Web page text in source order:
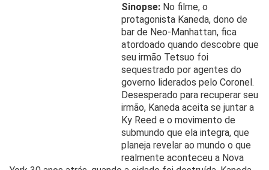
Sinopse: No filme, o
protagonista Kaneda, dono de
bar de Neo-Manhattan, fica
atordoado quando descobre que
seu irmão Tetsuo foi
sequestrado por agentes do
governo liderados pelo Coronel.
Desesperado para recuperar seu
irmão, Kaneda aceita se juntar a
Ky Reed e o movimento de
submundo que ela integra, que
planeja revelar ao mundo o que
realmente aconteceu a Nova